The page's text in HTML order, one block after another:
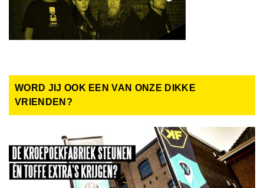
WORD JIJ OOK EEN VAN ONZE DIKKE
VRIENDEN?